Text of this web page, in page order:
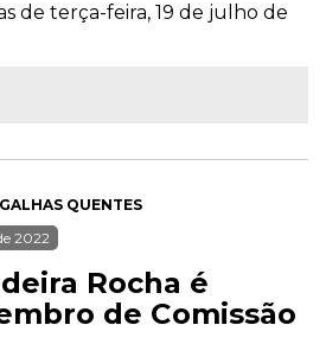
de terça-feira, 19 de julho de
QUENTES
2022
Rocha é
de Comissão